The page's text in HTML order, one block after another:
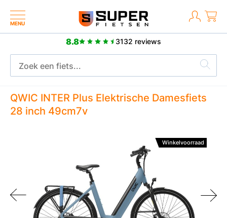
MENU
8.8 3132 reviews
Meer dan 2500 positieve reviews
QWIC INTER Plus Elektrische Damesfiets
28 inch 49cm7v
Winkelvoorraad